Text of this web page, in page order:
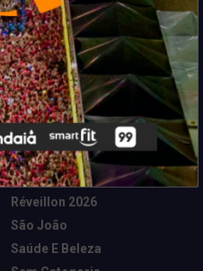
Marketing E Negócios
Música
News Tech
Réveillon 2026
São João
Saúde E Beleza